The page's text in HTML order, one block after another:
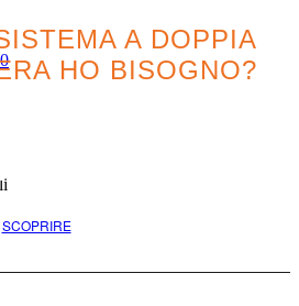
A DOPPIA
HO BISOGNO?
migliore
vostro progetto
SCOPRIRE